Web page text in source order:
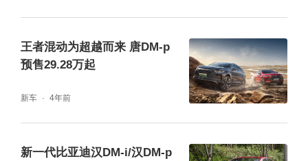
王者混动为超越而来 唐DM-p
预售29.28万起
新车 4年前
新一代比亚迪汉DM-i/汉DM-p